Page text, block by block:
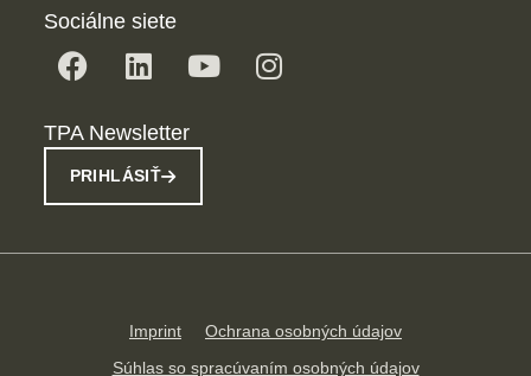
Sociálne siete
TPA Newsletter
PRIHLÁSIŤ
Imprint
Ochrana osobných údajov
Súhlas so spracúvaním osobných údajov